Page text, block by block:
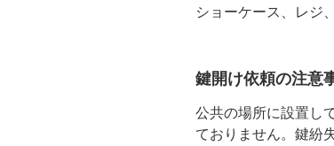
ショーケース、レジ
鍵開け依頼の注意
公共の場所に設置し
ておりません。鍵紛